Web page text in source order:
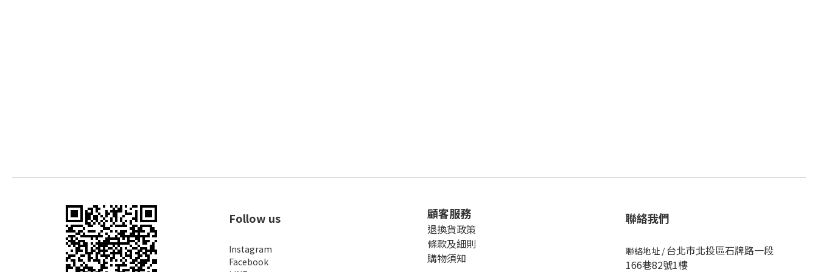
Follow us
Instagram
Facebook
顧客服務
退換貨政策
條款及細則
購物須知
聯絡我們
聯絡地址 /台北市北投區石牌路一段
166巷82號1樓